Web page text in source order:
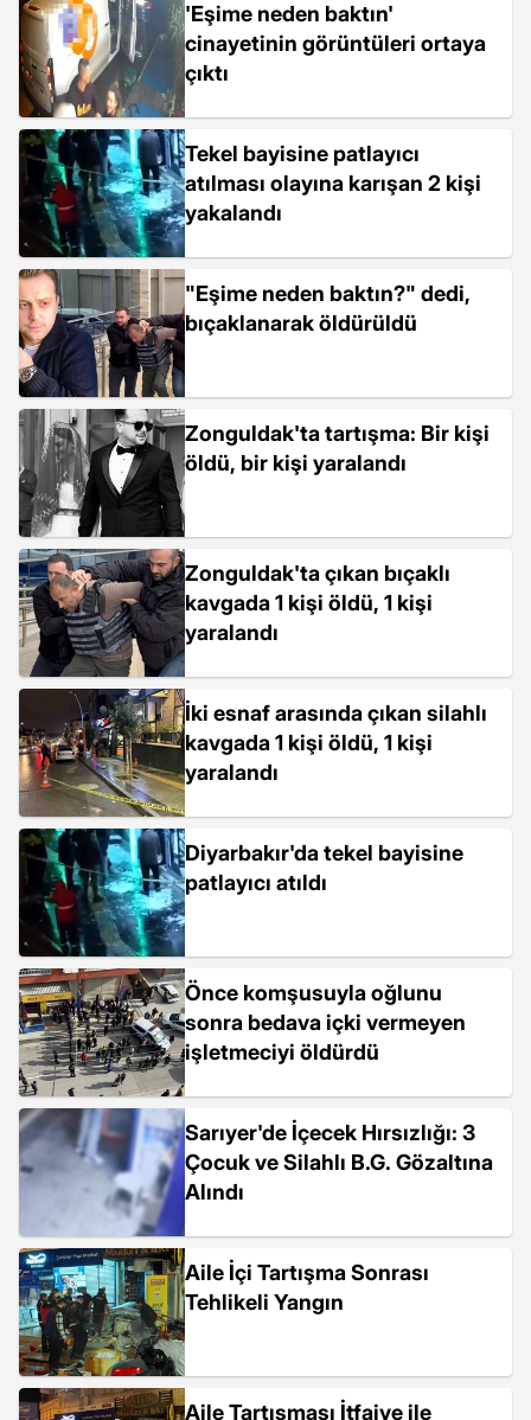
'Eşime neden baktın'
cinayetinin görüntüleri ortaya
çıktı
Tekel bayisine patlayıcı
atılması olayına karışan 2 kişi
yakalandı
"Eşime neden baktın?" dedi,
bıçaklanarak öldürüldü
Zonguldak'ta tartışma: Bir kişi
öldü, bir kişi yaralandı
Zonguldak'ta çıkan bıçaklı
kavgada 1 kişi öldü, 1 kişi
yaralandı
İki esnaf arasında çıkan silahlı
kavgada 1 kişi öldü, 1 kişi
yaralandı
Diyarbakır'da tekel bayisine
patlayıcı atıldı
Önce komşusuyla oğlunu
sonra bedava içki vermeyen
işletmeciyi öldürdü
Sarıyer'de İçecek Hırsızlığı: 3
Çocuk ve Silahlı B.G. Gözaltına
Alındı
Aile İçi Tartışma Sonrası
Tehlikeli Yangın
Aile Tartışması İtfaiye ile